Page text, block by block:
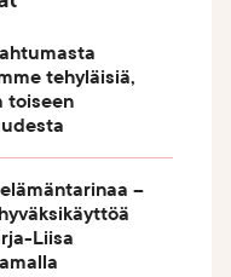
tehyläisiä,
toiseen
–
Liisa